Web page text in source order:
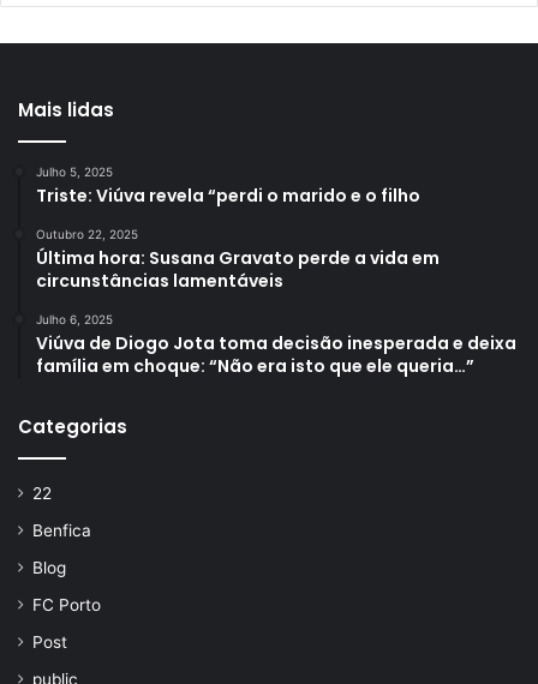
Mais lidas
Julho 5, 2025
Triste: Viúva revela “perdi o marido e o filho
Outubro 22, 2025
Última hora: Susana Gravato perde a vida em
circunstâncias lamentáveis
Julho 6, 2025
Viúva de Diogo Jota toma decisão inesperada e deixa
família em choque: “Não era isto que ele queria…”
Categorias
22
Benfica
Blog
FC Porto
Post
public